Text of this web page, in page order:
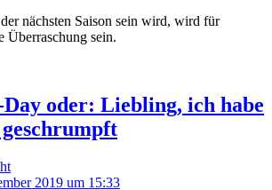
nächsten Saison sein wird, wird für
Überraschung sein.
oder: Liebling, ich habe
2019 um 15:33